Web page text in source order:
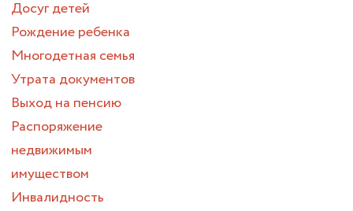
Досуг детей
Рождение ребенка
Многодетная семья
Утрата документов
Выход на пенсию
Распоряжение
недвижимым
имуществом
Инвалидность